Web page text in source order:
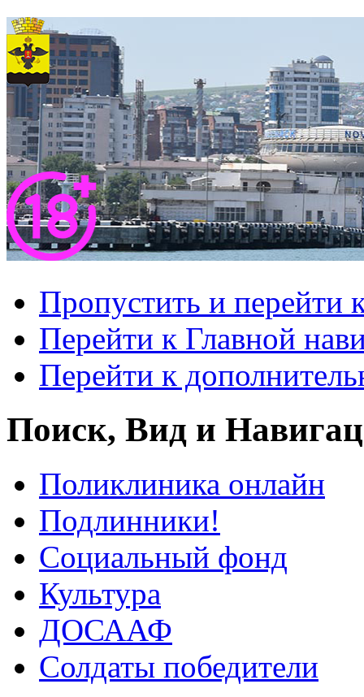
Пропустить и перейти
Перейти к Главной
Перейти к
Поиск, Вид и
Поликлиника онлайн
Подлинники!
Социальный фонд
Культура
ДОСААФ
Солдаты победители